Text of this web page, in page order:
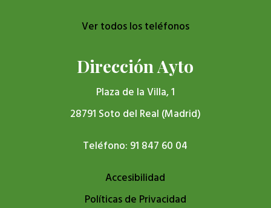
Ver todos los teléfonos
Dirección Ayto
Plaza de la Villa, 1
28791 Soto del Real (Madrid)
Teléfono: 91 847 60 04
Accesibilidad
Políticas de Privacidad